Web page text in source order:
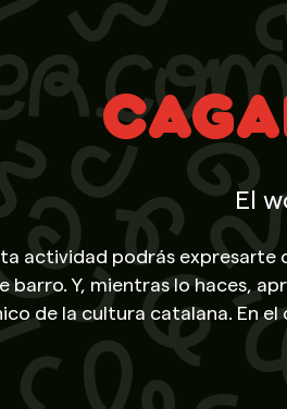
El
actividad podrás expresarte
barro. Y, mientras lo haces,
de la cultura catalana. En
actividad, pero también
creado un tutorial y os
estas